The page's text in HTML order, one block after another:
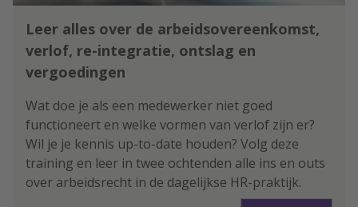
Leer alles over de arbeidsovereenkomst,
verlof, re-integratie, ontslag en
vergoedingen
Wat doe je als een medewerker niet goed
functioneert en welke vormen van verlof zijn er?
Wil je je kennis up-to-date houden? Volg deze
training en leer in twee ochtenden alle ins en outs
over arbeidsrecht in de dagelijkse HR-praktijk.